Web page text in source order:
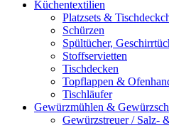
Küchentextilien
Platzsets &
Schürzen
Spültücher,
Stoffservietten
Tischdecken
Topflappen &
Tischläufer
Gewürzmühlen &
Gewürzstreuer / Salz-